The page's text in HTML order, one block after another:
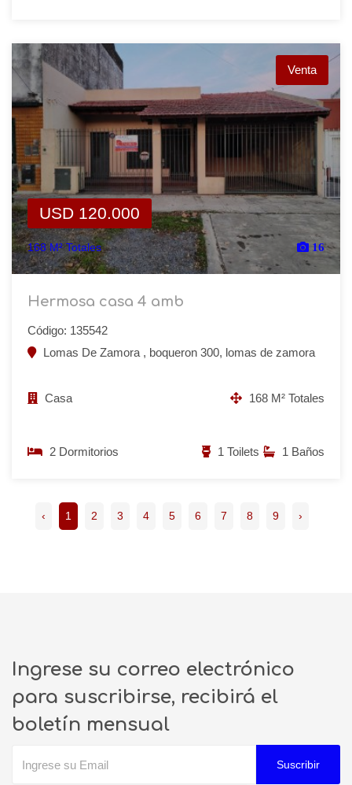
Venta
USD 120.000
168 M² Totales 16
Hermosa casa 4 amb
Código: 135542
Lomas De Zamora , boqueron 300, lomas de zamora
Casa 168 M² Totales
2 Dormitorios 1 Baños
1 Toilets
‹ 1 2 3 4 5 6 7 8 9 ›
Ingrese su correo electrónico
para suscribirse, recibirá el
boletín mensual
Suscribir